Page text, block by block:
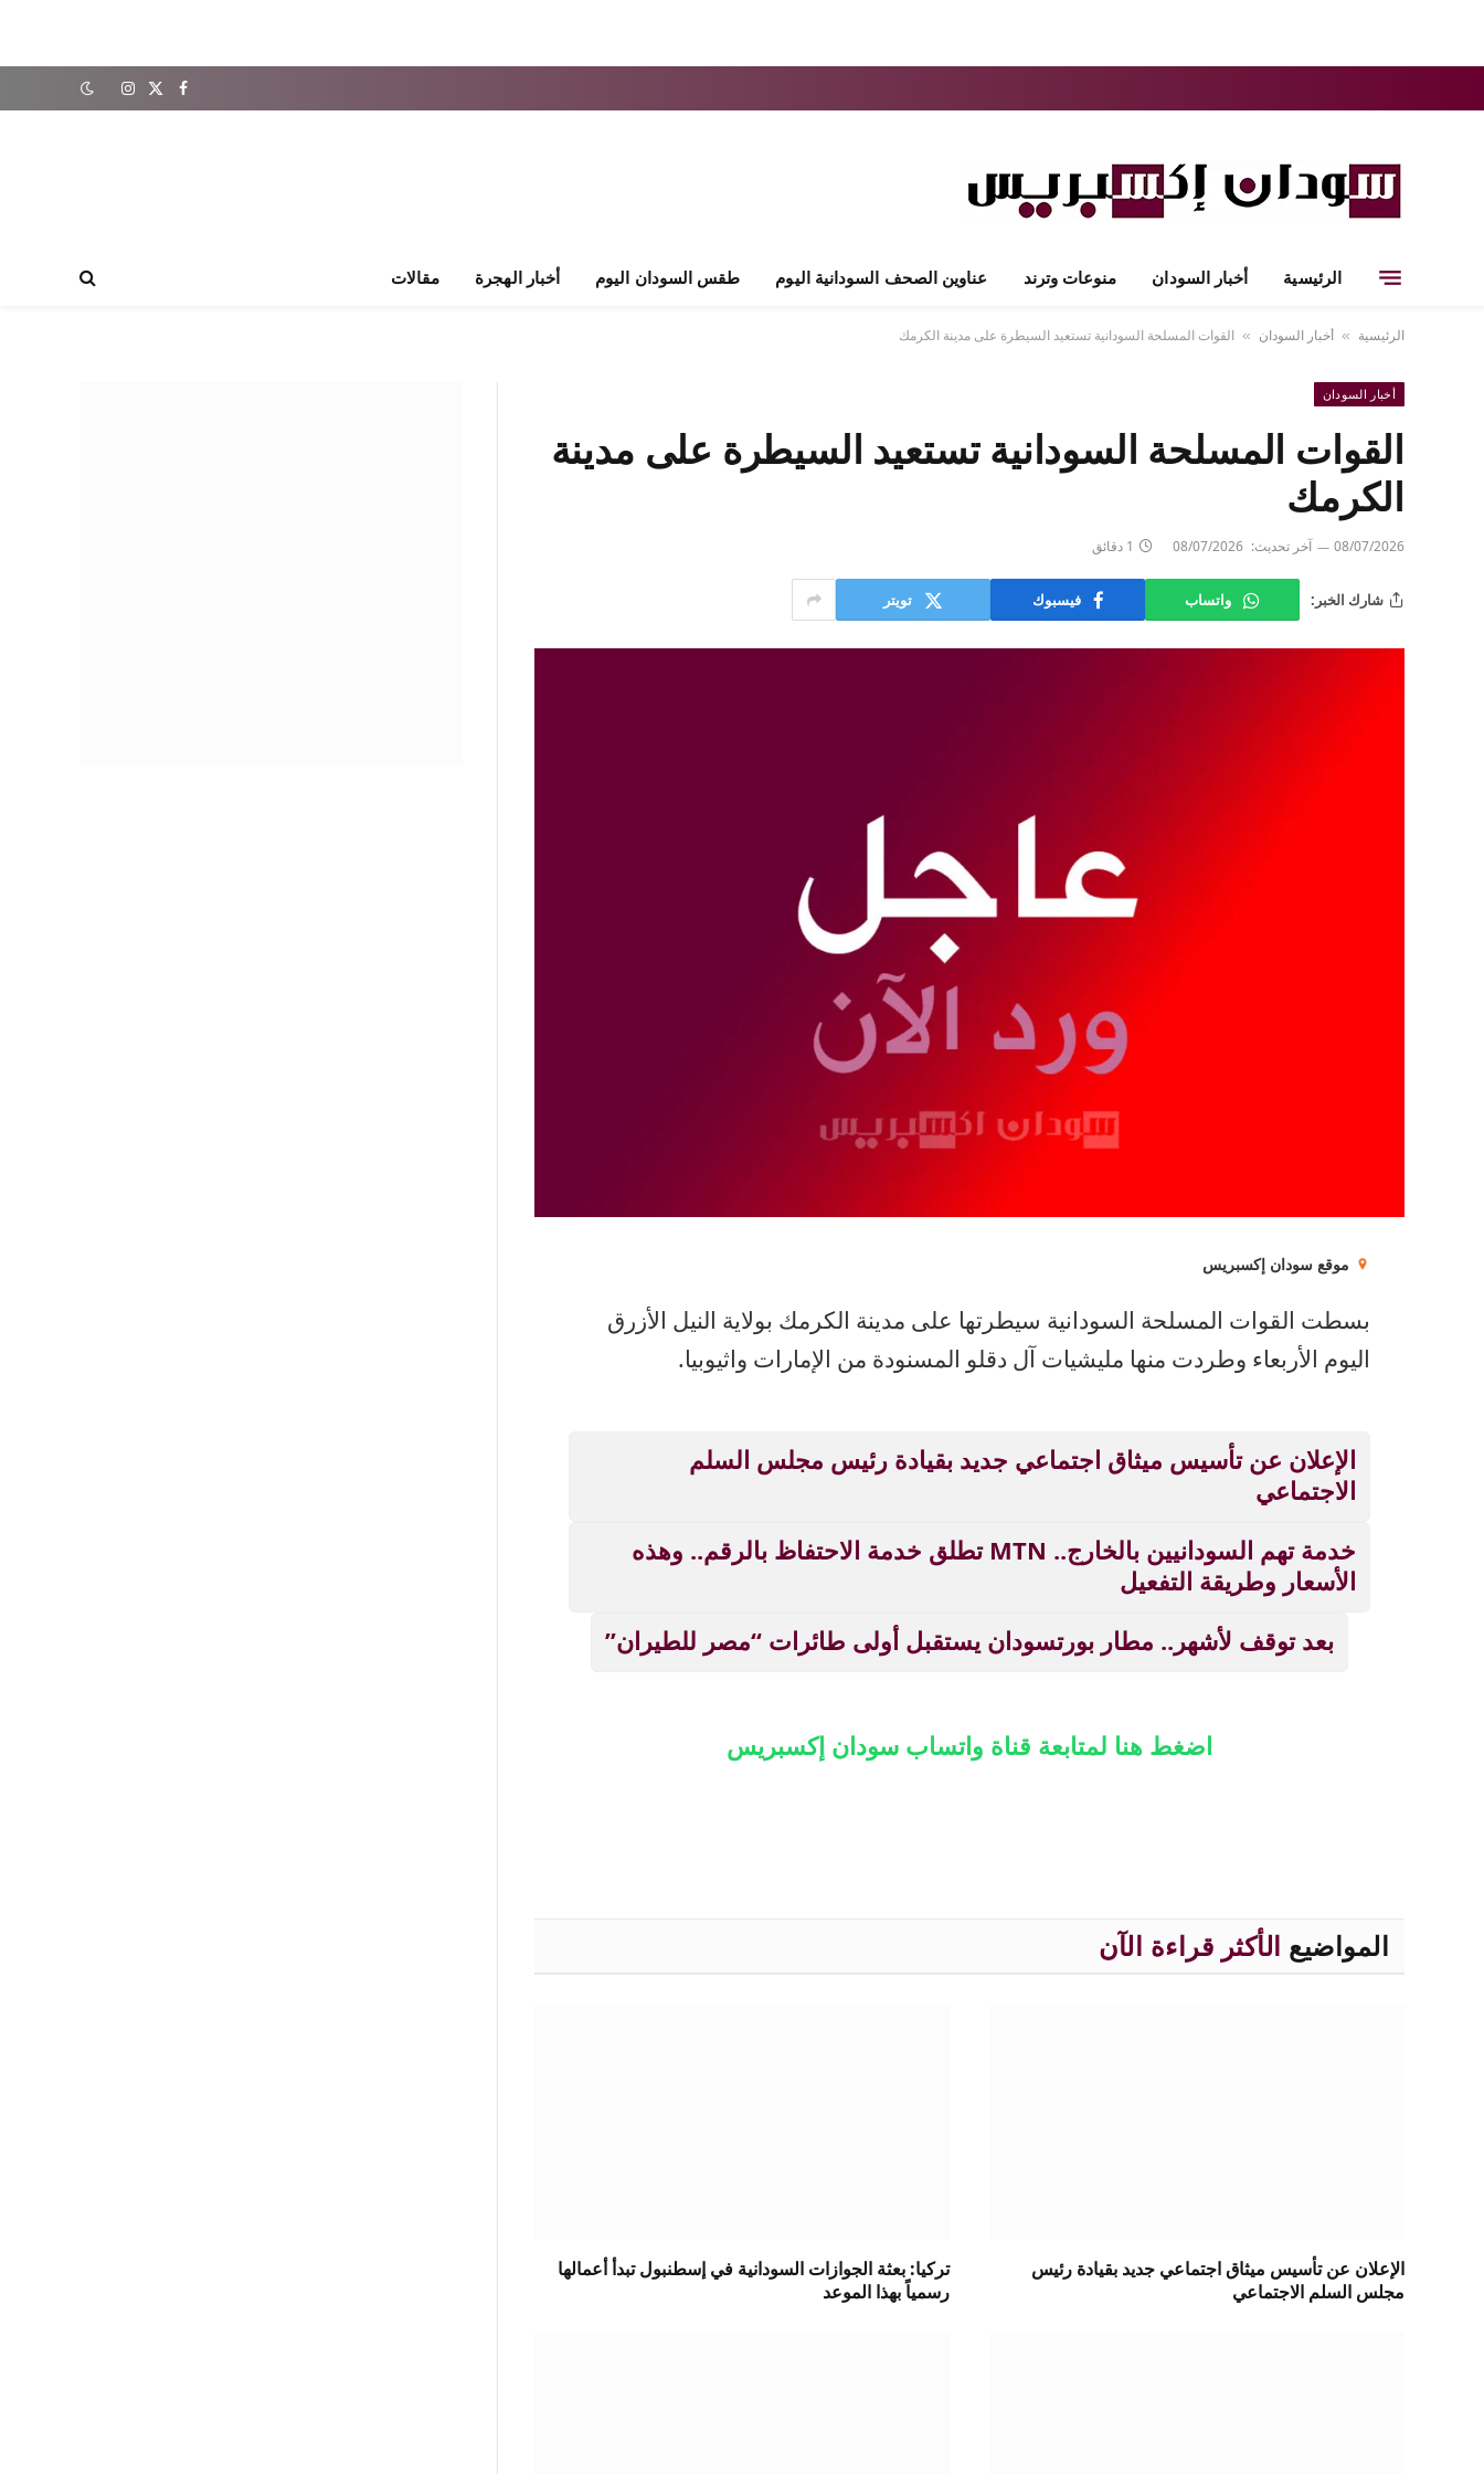
فيسبوك
X
الانستغرام
الرئيسية أخبار السودان منوعات وترند عناوين الصحف السودانية اليوم طقس السودان اليوم أخبار الهجرة مقالات
الرئيسية » أخبار السودان » القوات المسلحة السودانية تستعيد السيطرة على مدينة الكرمك
أخبار السودان
القوات المسلحة السودانية تستعيد السيطرة على مدينة
الكرمك
08/07/2026 آخر تحديث: 08/07/2026 1 دقائق
شارك الخبر: واتساب فيسبوك تويتر
موقع سودان إكسبريس
بسطت القوات المسلحة السودانية سيطرتها على مدينة الكرمك بولاية النيل الأزرق
اليوم الأربعاء وطردت منها مليشيات آل دقلو المسنودة من الإمارات واثيوبيا.
الإعلان عن تأسيس ميثاق اجتماعي جديد بقيادة رئيس مجلس السلم
الاجتماعي
خدمة تهم السودانيين بالخارج.. MTN تطلق خدمة الاحتفاظ بالرقم.. وهذه
الأسعار وطريقة التفعيل
بعد توقف لأشهر.. مطار بورتسودان يستقبل أولى طائرات “مصر للطيران”
اضغط هنا لمتابعة قناة واتساب سودان إكسبريس
المواضيع الأكثر قراءة الآن
الإعلان عن تأسيس ميثاق اجتماعي جديد بقيادة رئيس
مجلس السلم الاجتماعي
تركيا: بعثة الجوازات السودانية في إسطنبول تبدأ أعمالها
رسمياً بهذا الموعد